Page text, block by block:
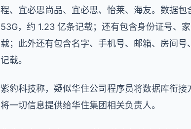
程、宜必思尚品、宜必思、怡莱、海友。数据
53G，约 1.23 亿条记载；还有包含身份证号、
载；此外还有包含名字、手机号、邮箱、房间
记载。
紫豹科技称，疑似华住公司程序员将数据库衔
将一切信息提供给华住集团相关负责人。